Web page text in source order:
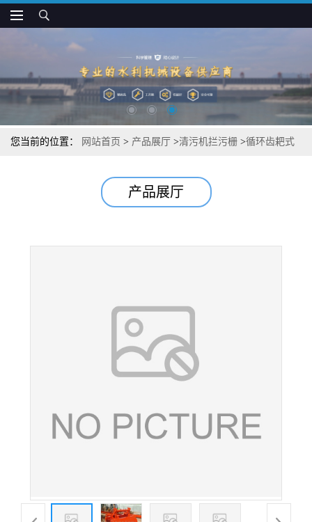
您当前的位置： 网站首页 > 产品展厅 >清污机拦污栅 >循环齿耙式
产品展厅